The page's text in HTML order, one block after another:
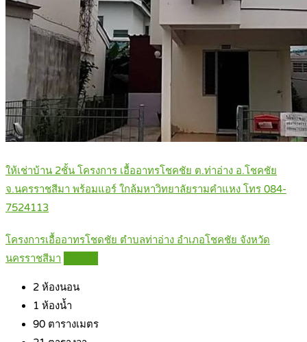
ให้เช่าบ้าน 2ชั้น โครงการ เอื้ออาทรโชคชัย ต.ท่าอ่าง อ.โชคชัย
จ.นครราชสีมา พร้อมแอร์ ใกล้มหาวิทยาลัยรามคำแหง โทร 084-
7524113
โครงการเอื้ออาทรโชดชัย ตำบลท่าอ่าง อำเภอโชคชัย จังหวัด
นครราชสีมา
2 ห้องนอน
1 ห้องน้ำ
90 ตารางเมตร